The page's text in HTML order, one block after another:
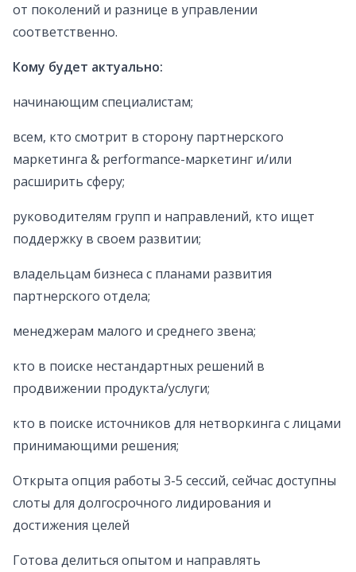
от поколений и разнице в управлении
соответственно.
Кому будет актуально:
начинающим специалистам;
всем, кто смотрит в сторону партнерского
маркетинга & performance-маркетинг и/или
расширить сферу;
руководителям групп и направлений, кто ищет
поддержку в своем развитии;
владельцам бизнеса с планами развития
партнерского отдела;
менеджерам малого и среднего звена;
кто в поиске нестандартных решений в
продвижении продукта/услуги;
кто в поиске источников для нетворкинга с лицами
принимающими решения;
Открыта опция работы 3-5 сессий, сейчас доступны
слоты для долгосрочного лидирования и
достижения целей
Готова делиться опытом и направлять